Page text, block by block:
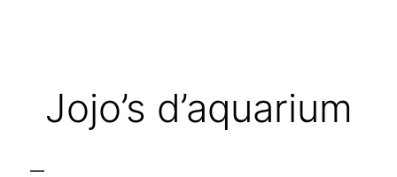
Jojo’s d’aquarium